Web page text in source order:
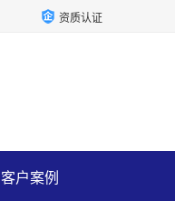
资质认证
客户案例